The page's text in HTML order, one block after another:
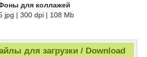
для коллажей
jpg | 300 dpi | 108 Mb
для загрузки / Download